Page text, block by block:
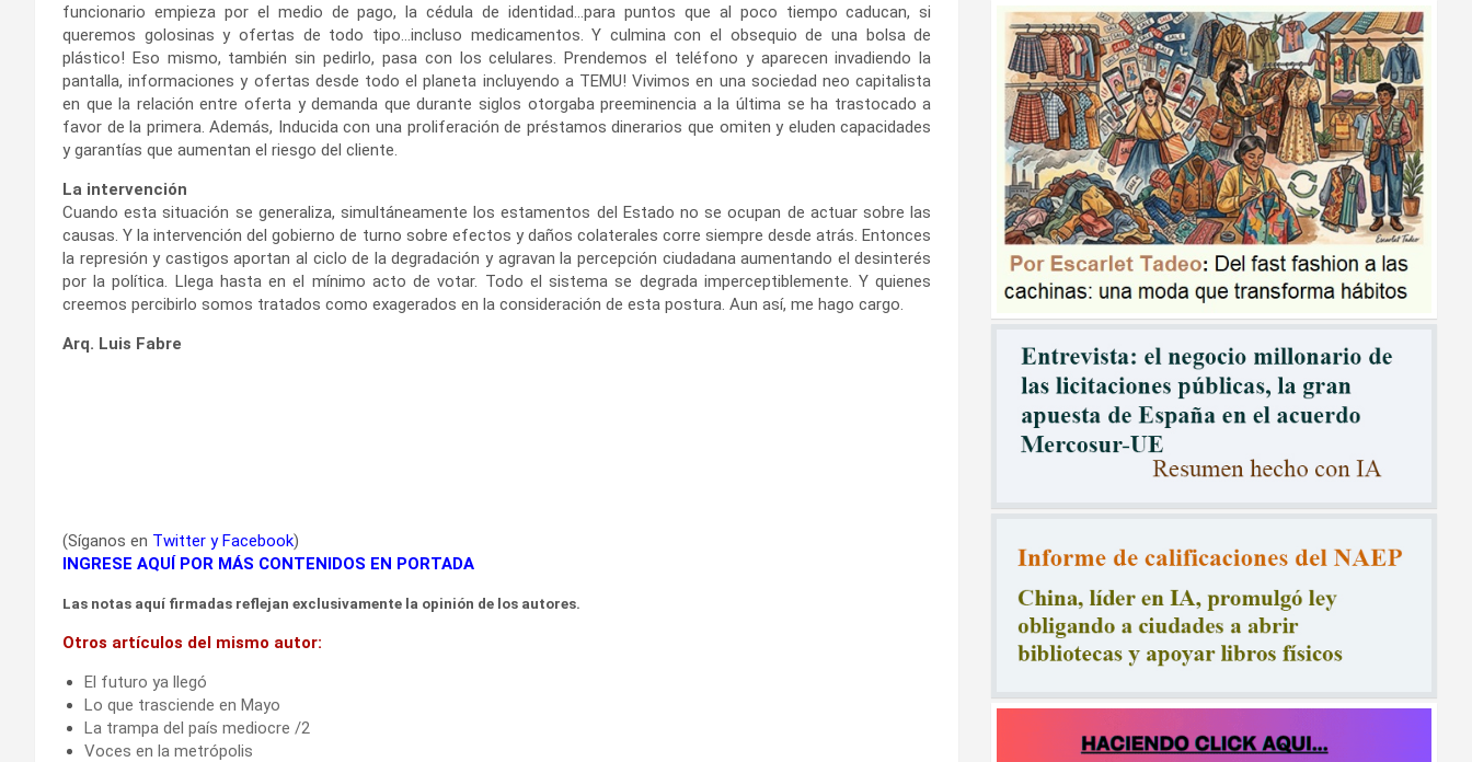
funcionario empieza por el medio de pago, la cédula de identidad…para puntos que al poco tiempo caducan, si
queremos golosinas y ofertas de todo tipo…incluso medicamentos. Y culmina con el obsequio de una bolsa de
plástico! Eso mismo, también sin pedirlo, pasa con los celulares. Prendemos el teléfono y aparecen invadiendo la
pantalla, informaciones y ofertas desde todo el planeta incluyendo a TEMU! Vivimos en una sociedad neo capitalista
en que la relación entre oferta y demanda que durante siglos otorgaba preeminencia a la última se ha trastocado a
favor de la primera. Además, Inducida con una proliferación de préstamos dinerarios que omiten y eluden capacidades
y garantías que aumentan el riesgo del cliente.
La intervención
Cuando esta situación se generaliza, simultáneamente los estamentos del Estado no se ocupan de actuar sobre las
causas. Y la intervención del gobierno de turno sobre efectos y daños colaterales corre siempre desde atrás. Entonces
la represión y castigos aportan al ciclo de la degradación y agravan la percepción ciudadana aumentando el desinterés
por la política. Llega hasta en el mínimo acto de votar. Todo el sistema se degrada imperceptiblemente. Y quienes
creemos percibirlo somos tratados como exagerados en la consideración de esta postura. Aun así, me hago cargo.
Arq. Luis Fabre
(Síganos en Twitter yFacebook)
INGRESE AQUÍ POR MÁS CONTENIDOS EN PORTADA
Las notas aquí firmadas reflejan exclusivamente la opinión de los autores.
Otros artículos del mismo autor:
El futuro ya llegó
Lo que trasciende en Mayo
La trampa del país mediocre /2
Voces en la metrópolis